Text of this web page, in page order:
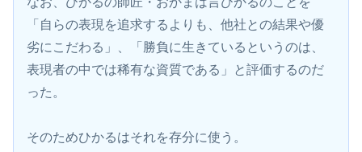
「自らの表現を追求するよりも、他社との結果や優
劣にこだわる」、「勝負に生きているというのは、
表現者の中では稀有な資質である」と評価するのだ
った。
そのためひかるはそれを存分に使う。